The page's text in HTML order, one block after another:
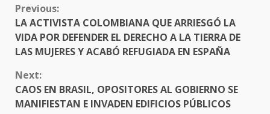
CONTINUE
READING
Previous:
LA ACTIVISTA COLOMBIANA QUE ARRIESGÓ LA
VIDA POR DEFENDER EL DERECHO A LA TIERRA DE
LAS MUJERES Y ACABÓ REFUGIADA EN ESPAÑA
Next:
CAOS EN BRASIL, OPOSITORES AL GOBIERNO SE
MANIFIESTAN E INVADEN EDIFICIOS PÚBLICOS